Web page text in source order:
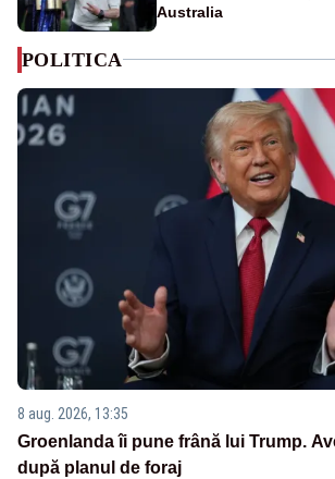
Australia
POLITICA
8 aug. 2026, 13:35
Groenlanda îi pune frână lui Trump.
după planul de foraj